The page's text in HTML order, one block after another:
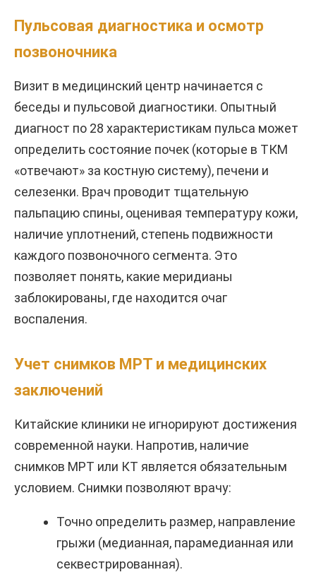
Пульсовая диагностика и осмотр
позвоночника
Визит в медицинский центр начинается с
беседы и пульсовой диагностики. Опытный
диагност по 28 характеристикам пульса может
определить состояние почек (которые в ТКМ
«отвечают» за костную систему), печени и
селезенки. Врач проводит тщательную
пальпацию спины, оценивая температуру кожи,
наличие уплотнений, степень подвижности
каждого позвоночного сегмента. Это
позволяет понять, какие меридианы
заблокированы, где находится очаг
воспаления.
Учет снимков МРТ и медицинских
заключений
Китайские клиники не игнорируют достижения
современной науки. Напротив, наличие
снимков МРТ или КТ является обязательным
условием. Снимки позволяют врачу:
Точно определить размер, направление
грыжи (медианная, парамедианная или
секвестрированная).